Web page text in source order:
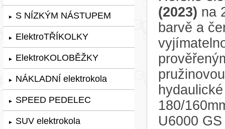
► S NÍZKÝM NÁSTUPEM
► ElektroTŘÍKOLKY
► ElektroKOLOBĚŽKY
► NÁKLADNÍ elektrokola
► SPEED PEDELEC
► SUV elektrokola
(2023) na
barvě a
180/
U6000